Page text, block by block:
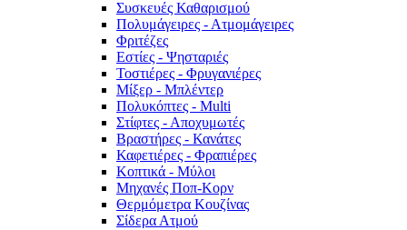
Συσκευές Καθαρισμού
Πολυμάγειρες - Ατμομάγειρες
Φριτέζες
Εστίες - Ψησταριές
Τοστιέρες - Φρυγανιέρες
Μίξερ - Μπλέντερ
Πολυκόπτες - Multi
Στίφτες - Αποχυμωτές
Βραστήρες - Κανάτες
Καφετιέρες - Φραπιέρες
Κοπτικά - Μύλοι
Μηχανές Ποπ-Κορν
Θερμόμετρα Κουζίνας
Σίδερα Ατμού